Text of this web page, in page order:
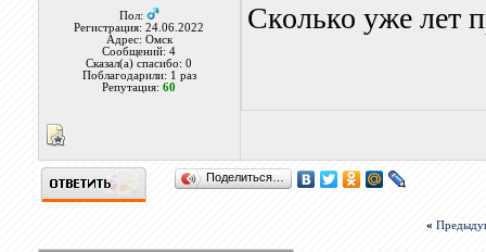
Пол:
Регистрация: 24.06.2022
Адрес: Омск
Сообщений: 4
Сказал(а) спасибо: 0
Поблагодарили: 1 раз
Репутация:60
Сколько уже лет
Поделиться…
«